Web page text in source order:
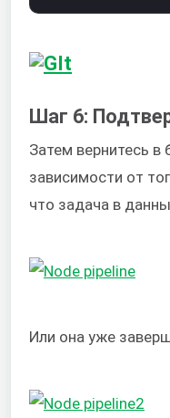
Шаг 6:
Затем вернитесь в
зависимости от
что задача в
Или она уже